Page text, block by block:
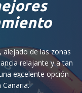
alejado de las zonas
relajante y a tan
excelente opción